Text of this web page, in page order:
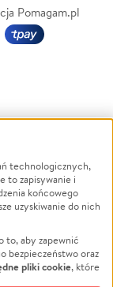
Pomagam.pl
Powódź
Wichura
NGO
Edukacja
Podróż
technologicznych,
to zapisywanie i
końcowego
uzyskiwanie do nich
to, aby zapewnić
bezpieczeństwo oraz
pliki cookie, które